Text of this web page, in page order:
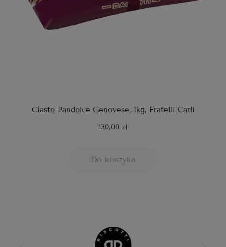
Ciasto Pandolce Genovese, 1kg, Fratelli Carli
130,00 zł
Do koszyka